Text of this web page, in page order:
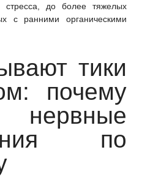
до более тяжелых
с ранними органическими
тики
почему
нервные
по